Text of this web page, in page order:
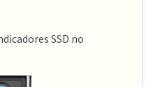
SSD no